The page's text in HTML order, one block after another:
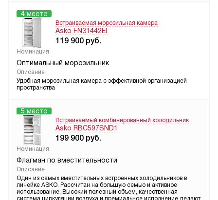
4 место
Встраиваемая морозильная камера
Asko FN31442EI
119 900 руб.
Номинация
Оптимальный морозильник
Описание
Удобная морозильная камера с эффективной организацией
пространства
5 место
Встраиваемый комбинированный холодильник
Asko RBC597SND1
199 900 руб.
Номинация
Флагман по вместительности
Описание
Один из самых вместительных встроенных холодильников в
линейке ASKO. Рассчитан на большую семью и активное
использование. Высокий полезный объем, качественная
система циркуляции воздуха и премиальное исполнение делают